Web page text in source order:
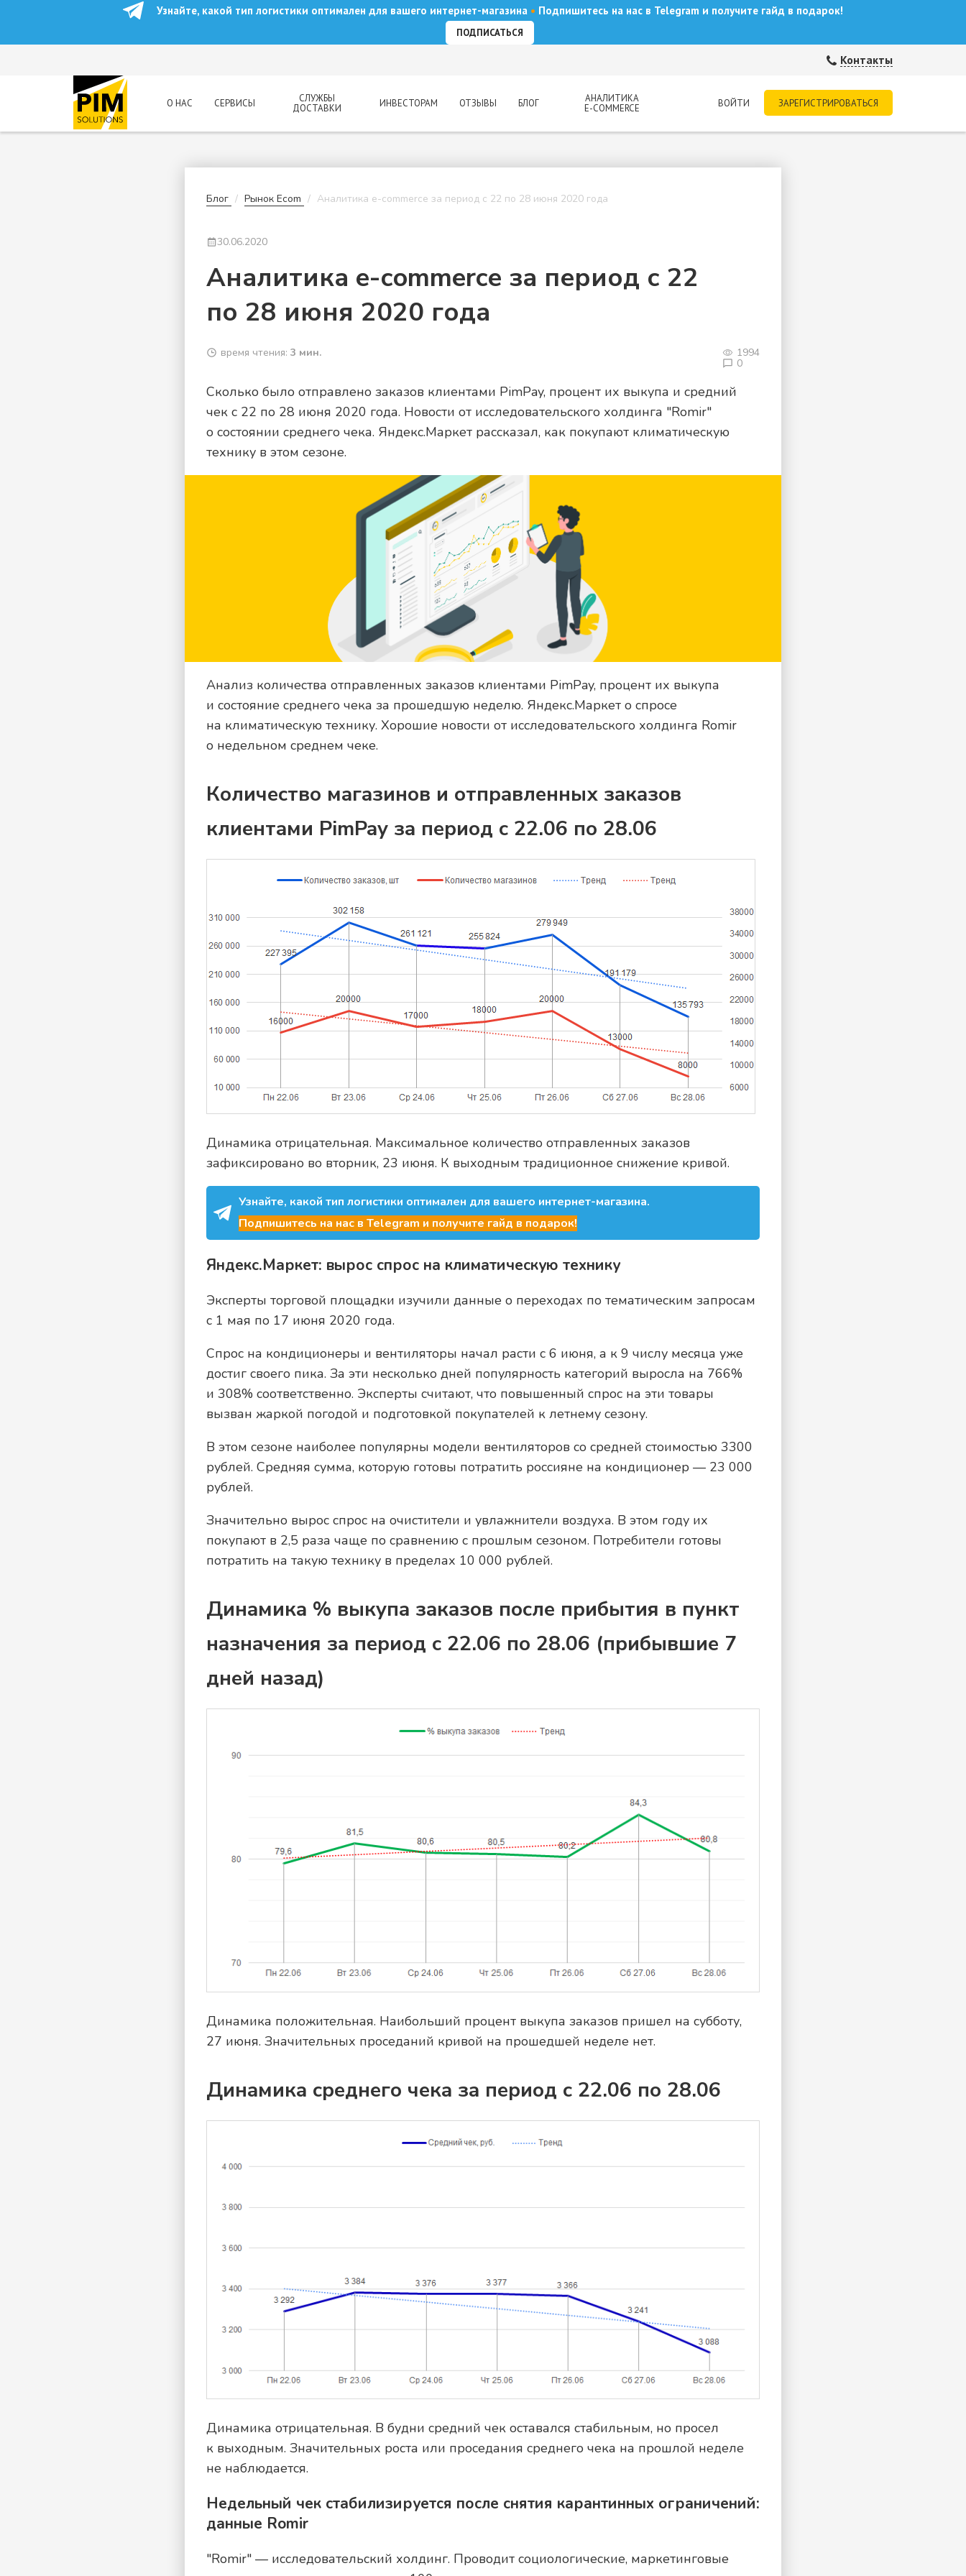
Узнайте, какой тип логистики оптимален для вашего интернет-магазина • Подпишитесь на нас в Telegram и получите гайд в подарок!
ПОДПИСАТЬСЯ
Контакты
О НАС СЕРВИСЫ
СЛУЖБЫ
ДОСТАВКИ
ИНВЕСТОРАМ ОТЗЫВЫ БЛОГ
АНАЛИТИКА
E-COMMERCE
ВОЙТИ ЗАРЕГИСТРИРОВАТЬСЯ
Блог Рынок Ecom Аналитика e-commerce за период с 22 по 28 июня 2020 года
30.06.2020
Аналитика e-commerce за период с 22
по 28 июня 2020 года
время чтения: 3 мин. 1994
0
Сколько было отправлено заказов клиентами PimPay, процент их выкупа и средний
чек с 22 по 28 июня 2020 года. Новости от исследовательского холдинга "Romir"
о состоянии среднего чека. Яндекс.Маркет рассказал, как покупают климатическую
технику в этом сезоне.
Анализ количества отправленных заказов клиентами PimPay, процент их выкупа
и состояние среднего чека за прошедшую неделю. Яндекс.Маркет о спросе
на климатическую технику. Хорошие новости от исследовательского холдинга Romir
о недельном среднем чеке.
Количество магазинов и отправленных заказов
клиентами PimPay за период с 22.06 по 28.06
Динамика отрицательная. Максимальное количество отправленных заказов
зафиксировано во вторник, 23 июня. К выходным традиционное снижение кривой.
Узнайте, какой тип логистики оптимален для вашего интернет-магазина.
Подпишитесь на нас в Telegram и получите гайд в подарок!
Яндекс.Маркет: вырос спрос на климатическую технику
Эксперты торговой площадки изучили данные о переходах по тематическим запросам
с 1 мая по 17 июня 2020 года.
Спрос на кондиционеры и вентиляторы начал расти с 6 июня, а к 9 числу месяца уже
достиг своего пика. За эти несколько дней популярность категорий выросла на 766%
и 308% соответственно. Эксперты считают, что повышенный спрос на эти товары
вызван жаркой погодой и подготовкой покупателей к летнему сезону.
В этом сезоне наиболее популярны модели вентиляторов со средней стоимостью 3300
рублей. Средняя сумма, которую готовы потратить россияне на кондиционер — 23 000
рублей.
Значительно вырос спрос на очистители и увлажнители воздуха. В этом году их
покупают в 2,5 раза чаще по сравнению с прошлым сезоном. Потребители готовы
потратить на такую технику в пределах 10 000 рублей.
Динамика % выкупа заказов после прибытия в пункт
назначения за период с 22.06 по 28.06 (прибывшие 7
дней назад)
Динамика положительная. Наибольший процент выкупа заказов пришел на субботу,
27 июня. Значительных проседаний кривой на прошедшей неделе нет.
Динамика среднего чека за период с 22.06 по 28.06
Динамика отрицательная. В будни средний чек оставался стабильным, но просел
к выходным. Значительных роста или проседания среднего чека на прошлой неделе
не наблюдается.
Недельный чек стабилизируется после снятия карантинных ограничений:
данные Romir
"Romir" — исследовательский холдинг. Проводит социологические, маркетинговые